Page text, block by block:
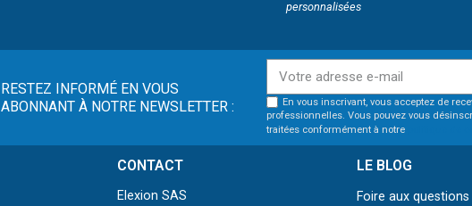
personnalisées
RESTEZ INFORMÉ EN VOUS
ABONNANT À NOTRE NEWSLETTER :
En vous inscrivant, vous acceptez de
professionnelles. Vous pouvez vous
traitées conformément à notre
CONTACT
Elexion SAS
LE BLOG
Foire aux questions